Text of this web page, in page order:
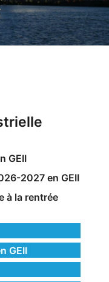
GEII
2027 en GEII
à la rentrée
GEII